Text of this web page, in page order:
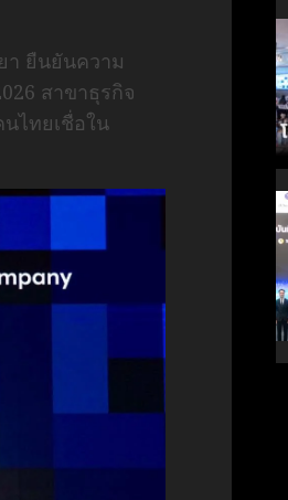
า ยืนยันความ
สาขาธุรกิจ
ไทยเชื่อใน